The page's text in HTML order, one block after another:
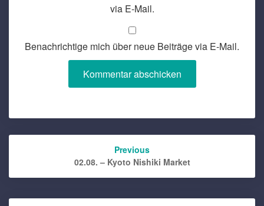
via E-Mail.
Benachrichtige mich über neue Beiträge via E-Mail.
Post
Previous
02.08. – Kyoto Nishiki Market